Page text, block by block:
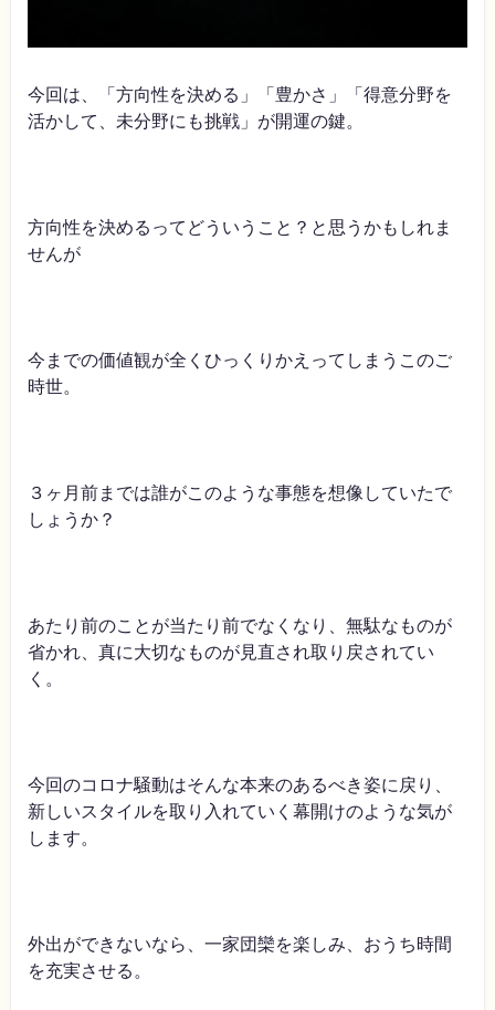
今回は、「方向性を決める」「豊かさ」「得意分野を
活かして、未分野にも挑戦」が開運の鍵。
方向性を決めるってどういうこと？と思うかもしれま
せんが
今までの価値観が全くひっくりかえってしまうこのご
時世。
３ヶ月前までは誰がこのような事態を想像していたで
しょうか？
あたり前のことが当たり前でなくなり、無駄なものが
省かれ、真に大切なものが見直され取り戻されてい
く。
今回のコロナ騒動はそんな本来のあるべき姿に戻り、
新しいスタイルを取り入れていく幕開けのような気が
します。
外出ができないなら、一家団欒を楽しみ、おうち時間
を充実させる。